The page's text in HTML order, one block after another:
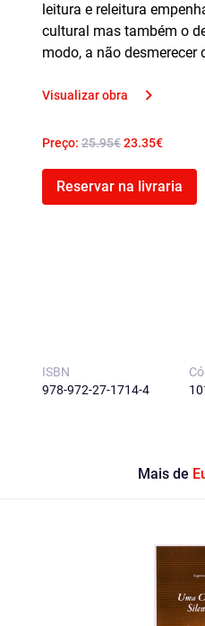
leitura e releitura
cultural mas também o
modo, a não desmerecer
Visualizar obra
Preço: 25.95€23.35€
Reservar na livraria
ISBN
978-972-27-1714-4
Mais de